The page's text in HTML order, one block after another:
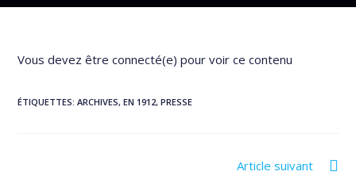
Vous devez être connecté(e) pour voir ce contenu
ÉTIQUETTES:ARCHIVES, EN 1912, PRESSE
Article suivant